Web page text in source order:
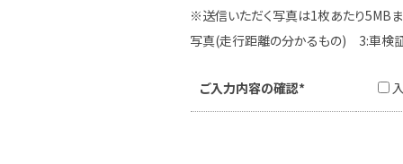
※送信いただく写真は1枚あたり5MBま
写真(走行距離の分かるもの) 3:車検
ご入力内容の確認*